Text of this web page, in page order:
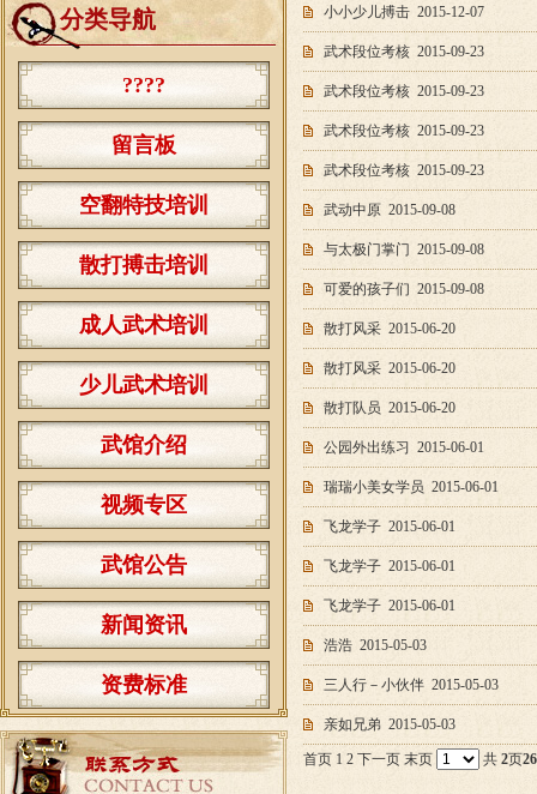
分类导航
????
留言板
空翻特技培训
散打搏击培训
成人武术培训
少儿武术培训
武馆介绍
视频专区
武馆公告
新闻资讯
资费标准
小小少儿搏击 2015-12-07
武术段位考核 2015-09-23
武术段位考核 2015-09-23
武术段位考核 2015-09-23
武术段位考核 2015-09-23
武动中原 2015-09-08
与太极门掌门 2015-09-08
可爱的孩子们 2015-09-08
散打风采 2015-06-20
散打风采 2015-06-20
散打队员 2015-06-20
公园外出练习 2015-06-01
瑞瑞小美女学员 2015-06-01
飞龙学子 2015-06-01
飞龙学子 2015-06-01
飞龙学子 2015-06-01
浩浩 2015-05-03
三人行－小伙伴 2015-05-03
亲如兄弟 2015-05-03
首页 1 2 下一页 末页 共 2页26